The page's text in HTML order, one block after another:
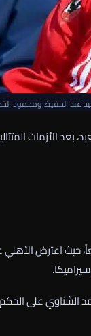
عبد الحفيظ ومحمود
بعد الأزمات
حيث اعترض
الشناوي على